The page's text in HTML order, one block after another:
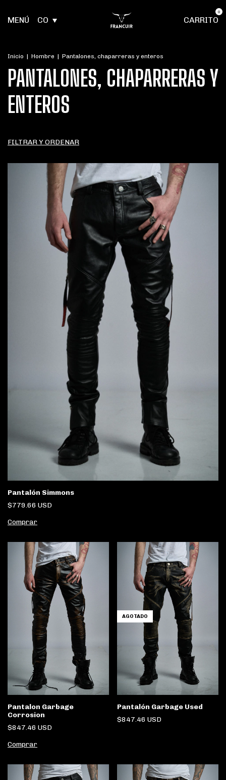
MENÚ CO CARRITO
0
Inicio | Hombre | Pantalones, chaparreras y enteros
PANTALONES, CHAPARRERAS Y
ENTEROS
FILTRAR Y ORDENAR
Pantalón Simmons
$779.66 USD
Comprar
Pantalon Garbage
Corrosion
$847.46 USD
Comprar
AGOTADO
Pantalón Garbage Used
$847.46 USD